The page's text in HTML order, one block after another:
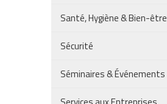
Santé, Hygiène & Bien-être
Sécurité
Séminaires & Événements